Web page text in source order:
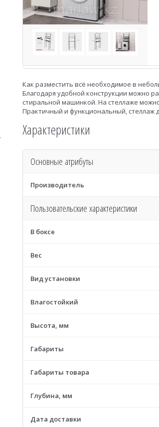
Как разместить всё необходимое в
Благодаря удобной конструкции можно
стиральной машинкой. На стеллаже
Практичный и функциональный, стеллаж
Характеристики
Основные атрибуты
Производитель
Пользовательские характеристики
В боксе
Вес
Вид установки
Влагостойкий
Высота, мм
Габариты
Габариты товара
Глубина, мм
Дата доставки